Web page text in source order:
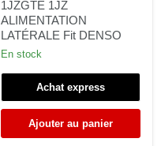
TOYOTA
SUPRA
JZA70
1JZGTE
1JZ
ALIMENTATION
LATÉRALE
Fit
DENSO
1JZGTE 1JZ
ALIMENTATION
LATÉRALE Fit DENSO
En stock
Achat express
Ajouter au panier